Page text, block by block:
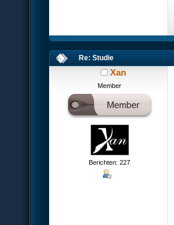
Re: Studie
Xan
Member
Berichten: 227